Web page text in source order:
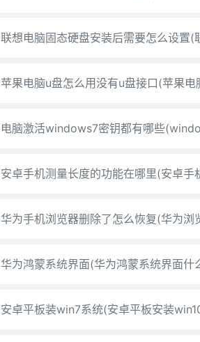
联想电脑固态硬盘安装后需要怎么设置(
苹果电脑u盘怎么用没有u盘接口(苹果电
电脑激活windows7密钥都有哪些
安卓手机测量长度的功能在哪里(安卓手
华为手机浏览器删除了怎么恢复(华为浏
华为鸿蒙系统界面(华为鸿蒙系统界面什
安卓平板装win7系统(安卓平板安装